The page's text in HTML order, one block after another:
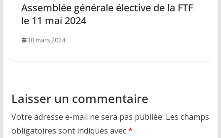
Assemblée générale élective de la FTF
le 11 mai 2024
30 mars 2024
Laisser un commentaire
Votre adresse e-mail ne sera pas publiée. Les champs
obligatoires sont indiqués avec*